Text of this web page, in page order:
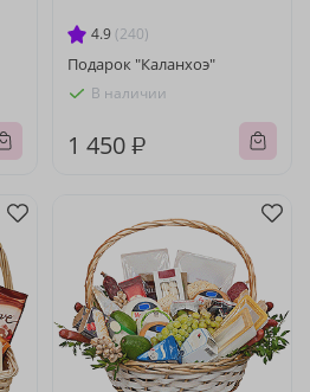
4.9 (240)
Подарок "Каланхоэ"
В наличии
1 450 ₽